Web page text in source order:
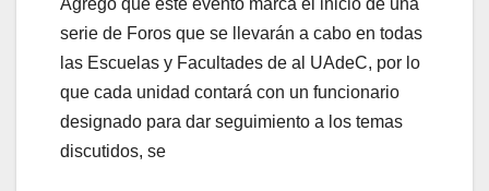
serie de Foros que se llevarán a cabo en todas
las Escuelas y Facultades de al UAdeC, por lo
que cada unidad contará con un funcionario
designado para dar seguimiento a los temas
discutidos, se